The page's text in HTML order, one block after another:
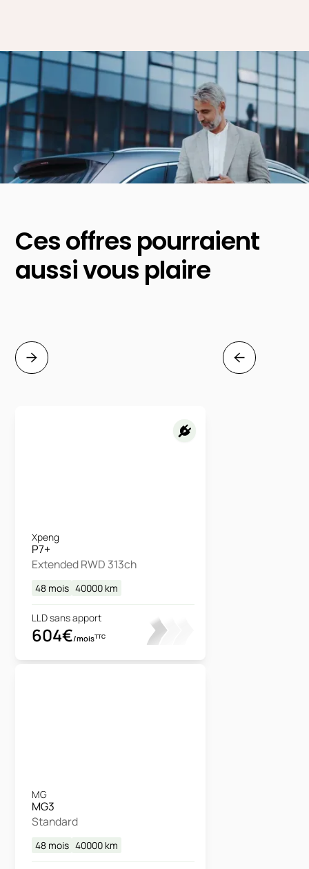
Ces offres pourraient
aussi vous plaire
Xpeng
P7+
Extended RWD 313ch
48 mois 40000 km
LLD sans apport
604€/moisTTC
MG
MG3
Standard
48 mois 40000 km